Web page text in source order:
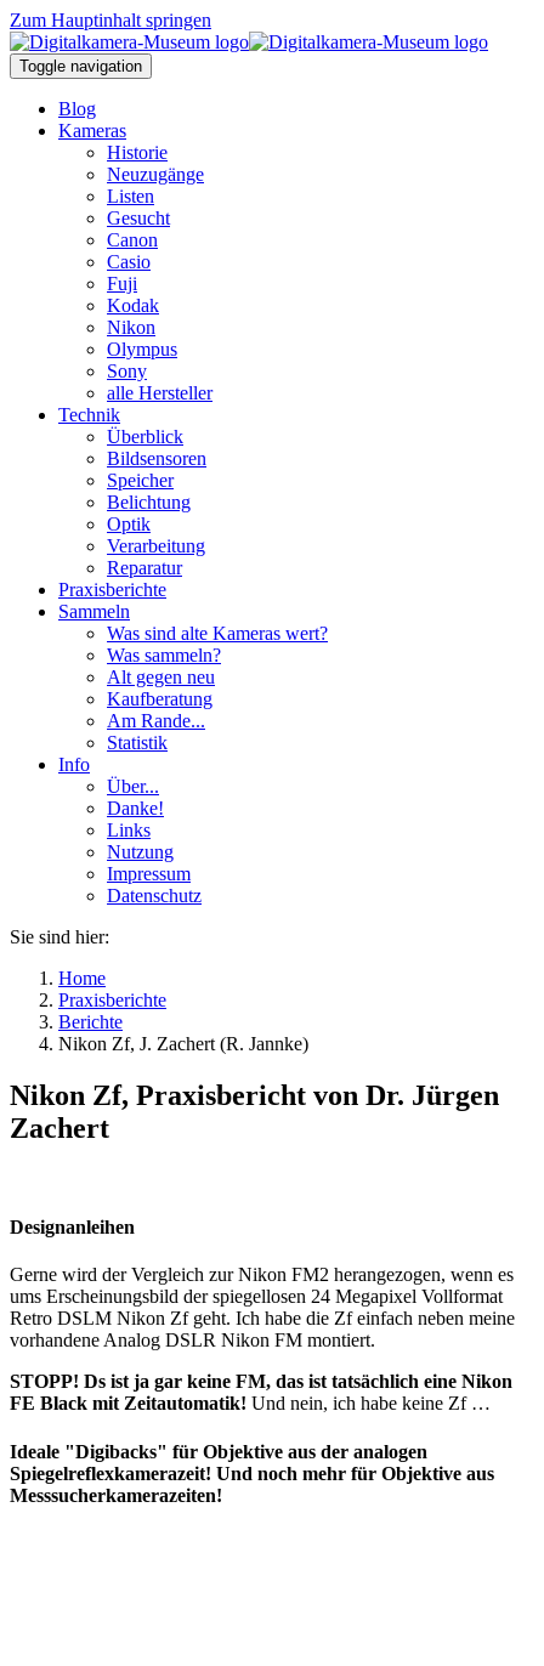
Zum Hauptinhalt springen
Toggle navigation
Blog
Kameras
Historie
Neuzugänge
Listen
Gesucht
Canon
Casio
Fuji
Kodak
Nikon
Olympus
Sony
alle Hersteller
Technik
Überblick
Bildsensoren
Speicher
Belichtung
Optik
Verarbeitung
Reparatur
Praxisberichte
Sammeln
Was sind alte Kameras wert?
Was sammeln?
Alt gegen neu
Kaufberatung
Am Rande...
Statistik
Info
Über...
Danke!
Links
Nutzung
Impressum
Datenschutz
Sie sind hier:
Home
Praxisberichte
Berichte
Nikon Zf, J. Zachert (R. Jannke)
Nikon Zf, Praxisbericht von Dr. Jürgen
Zachert
Designanleihen
Gerne wird der Vergleich zur Nikon FM2 herangezogen, wenn es
ums Erscheinungsbild der spiegellosen 24 Megapixel Vollformat
Retro DSLM Nikon Zf geht. Ich habe die Zf einfach neben meine
vorhandene Analog DSLR Nikon FM montiert.
STOPP! Ds ist ja gar keine FM, das ist tatsächlich eine Nikon
FE Black mit Zeitautomatik! Und nein, ich habe keine Zf …
Ideale "Digibacks" für Objektive aus der analogen
Spiegelreflexkamerazeit! Und noch mehr für Objektive aus
Messsucherkamerazeiten!